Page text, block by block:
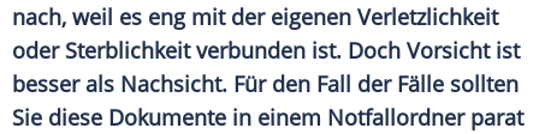
nach, weil es eng mit der eigenen Verletzlichkeit
oder Sterblichkeitverbunden ist. Doch Vorsicht ist
besser als Nachsicht. Für den Fall der Fälle sollten
Sie diese Dokumente in einem Notfallordner parat